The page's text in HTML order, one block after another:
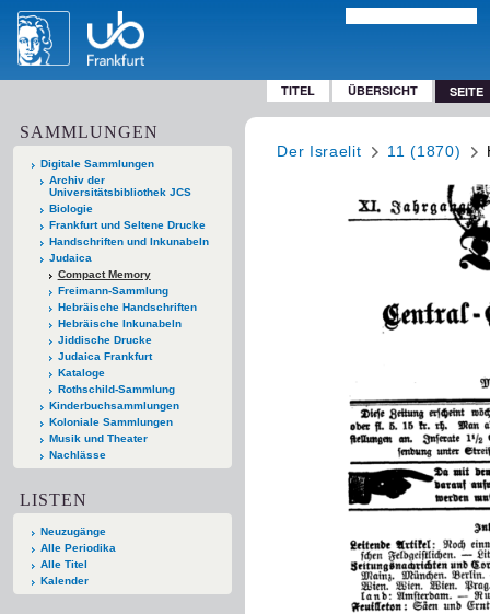
TITEL ÜBERSICHT SEITE
SAMMLUNGEN
Digitale Sammlungen
Archiv der
Universitätsbibliothek JCS
Biologie
Frankfurt und Seltene Drucke
Handschriften und Inkunabeln
Judaica
Compact Memory
Freimann-Sammlung
Hebräische Handschriften
Hebräische Inkunabeln
Jiddische Drucke
Judaica Frankfurt
Kataloge
Rothschild-Sammlung
Kinderbuchsammlungen
Koloniale Sammlungen
Musik und Theater
Nachlässe
LISTEN
Neuzugänge
Alle Periodika
Alle Titel
Kalender
Der Israelit 11 (1870)